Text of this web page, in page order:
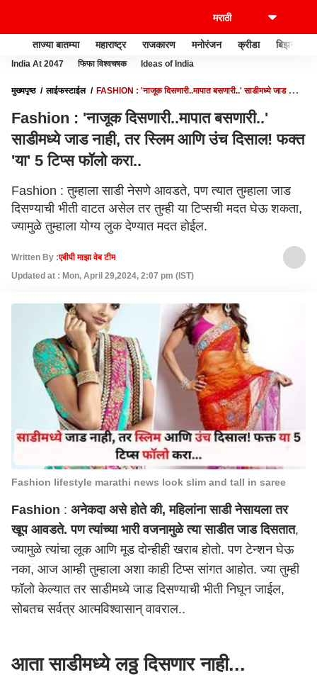
ताज्या बातम्या महाराष्ट्र राजकारण मनोरंजन क्रीडा बिझनेस
India At 2047 फिफा विश्वचषक Ideas of India
मुख्यपृष्ठ लाईफस्टाईल
FASHION : 'नाजूक दिसणारी..मापात बसणारी..' साडीमध्ये जाड नाही,
Fashion : 'नाजूक दिसणारी..मापात बसणारी..'
साडीमध्ये जाड नाही, तर स्लिम आणि उंच दिसाल! फक्त
'या' 5 टिप्स फॉलो करा..
Fashion : तुम्हाला साडी नेसणे आवडते, पण त्यात तुम्हाला जाड
दिसण्याची भीती वाटत असेल तर तुम्ही या टिप्सची मदत घेऊ शकता,
ज्यामुळे तुम्हाला योग्य लुक देण्यात मदत होईल.
Written By :एबीपी माझा वेब टीम
Updated at : Mon, April 29,2024, 2:07 pm (IST)
Fashion lifestyle marathi news look slim and tall in saree
Fashion : अनेकदा असे होते की, महिलांना साडी नेसायला तर
खूप आवडते. पण त्यांच्या भारी वजनामुळे त्या साडीत जाड दिसतात,
ज्यामुळे त्यांचा लूक आणि मूड दोन्हीही खराब होतो. पण टेन्शन घेऊ
नका, आज आम्ही तुम्हाला अशा काही टिप्स सांगत आहोत. ज्या तुम्ही
फॉलो केल्यात तर साडीमध्ये जाड दिसण्याची भीती निघून जाईल,
सोबतच सर्वत्र आत्मविश्वासान् वावराल..
आता साडीमध्ये लठ्ठ दिसणार नाही...